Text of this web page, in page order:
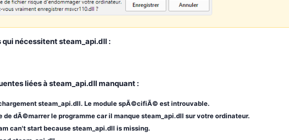
nécessitent steam_api.dll :
liées à steam_api.dll manquant :
steam_api.dll. Le module spÃ©cifiÃ© est introuvable.
de dÃ©marrer le programme car il manque steam_api.dll sur votre ordinateur.
can't start because steam_api.dll is missing.